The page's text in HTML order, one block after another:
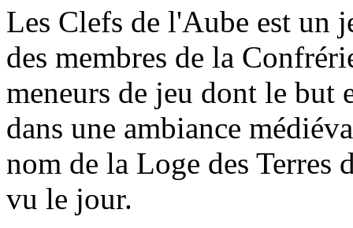
Les Clefs de l'Aube est un
des membres de la
meneurs de jeu dont le but
dans une ambiance
nom de la Loge des Terres
vu le jour.